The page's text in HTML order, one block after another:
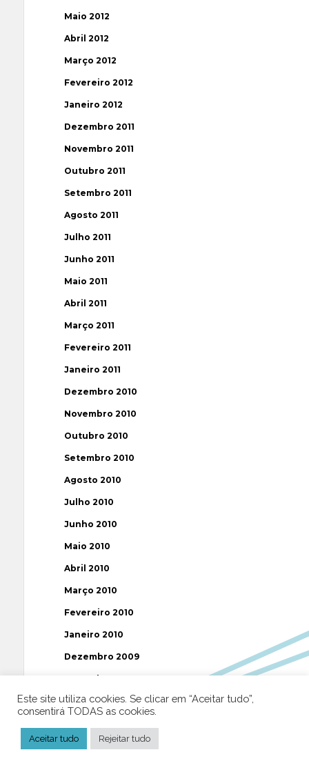
Maio 2012
Abril 2012
Março 2012
Fevereiro 2012
Janeiro 2012
Dezembro 2011
Novembro 2011
Outubro 2011
Setembro 2011
Agosto 2011
Julho 2011
Junho 2011
Maio 2011
Abril 2011
Março 2011
Fevereiro 2011
Janeiro 2011
Dezembro 2010
Novembro 2010
Outubro 2010
Setembro 2010
Agosto 2010
Julho 2010
Junho 2010
Maio 2010
Abril 2010
Março 2010
Fevereiro 2010
Janeiro 2010
Dezembro 2009
Novembro 2009
Outubro 2009
Agosto 2009
Este site utiliza cookies. Se clicar em “Aceitar tudo”,
consentirá TODAS as cookies.
Aceitar tudo Rejeitar tudo